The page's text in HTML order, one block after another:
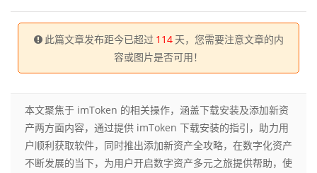
此篇文章发布距今已超过 114 天，您需要注意文章的内
容或图片是否可用！
本文聚焦于 imToken 的相关操作，涵盖下载安装及添加新资
产两方面内容，通过提供 imToken 下载安装的指引，助力用
户顺利获取软件，同时推出添加新资产全攻略，在数字化资产
不断发展的当下，为用户开启数字资产多元之旅提供帮助，使